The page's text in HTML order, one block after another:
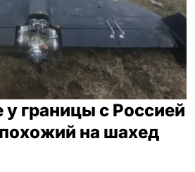
у границы с Россией
на шахед